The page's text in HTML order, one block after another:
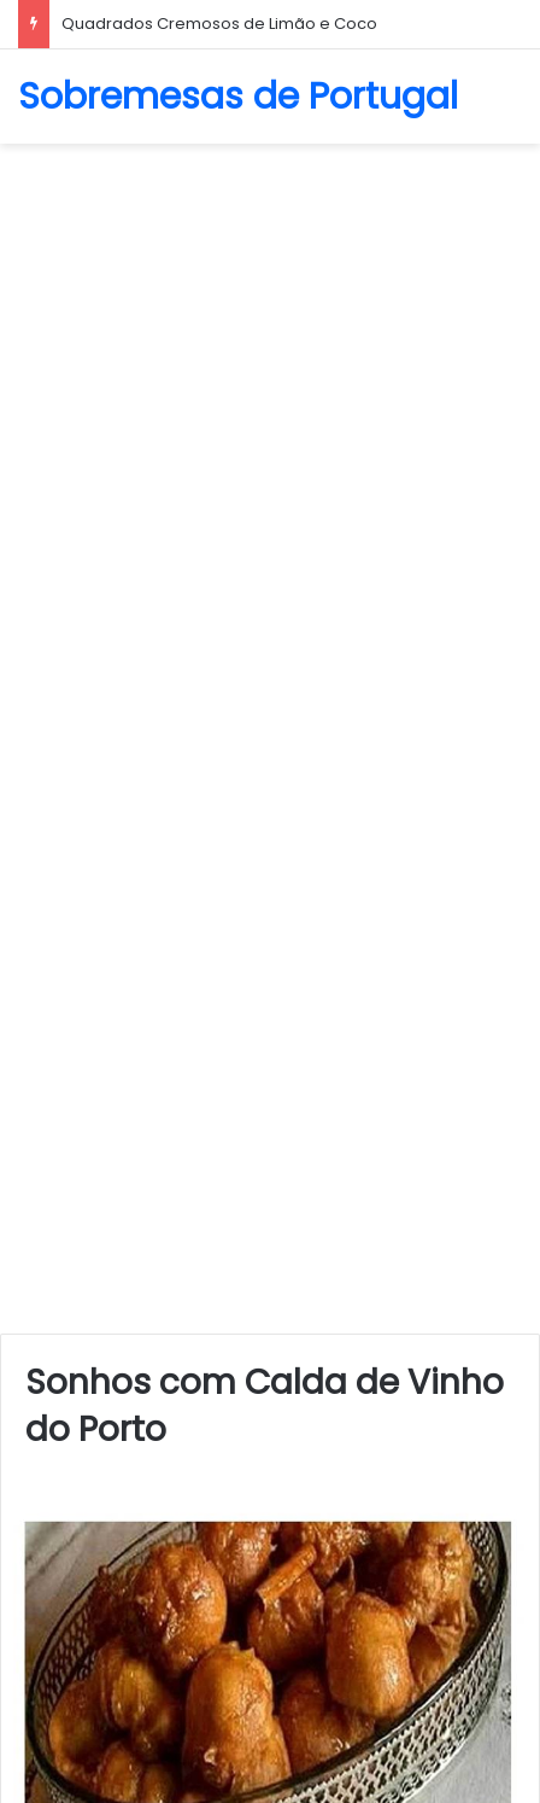
Biscoito Amanteigado
Sobremesas de Portugal
Sonhos com Calda de Vinho
do Porto